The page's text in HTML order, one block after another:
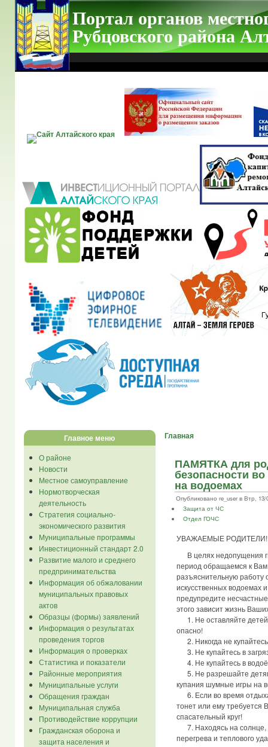
Портал органов
Рубцовского района
Главное меню
О районе
Новости
Местное самоуправление
Нормотворческая
деятельность
Стратегия социально-
экономического развития
Муниципальные программы
Инвестиционный стандарт 2.0
Развитие малого и среднего
предпринимательства
Информация об обжаловании
муниципальных правовых
актов
Образцы (формы) заявлений
Информация о результатах
проведения торгов
Информация о проверках
Статистика и показатели
Районные мероприятия
Муниципальные услуги
Обращения граждан
Муниципальная служба
Противодействие коррупции
Гражданская оборона и
защита населения и
Главная
ПАМЯТКА для
безопасности
на водоемах
Опубликовано re_user в Втр, 13/
Защита от ЧС
Отдел ГОЧС
УВАЖАЕМЫЕ РОДИТЕЛИ!
В целях недопущения
период обращаемся к Вам
разъяснительную работу
искусственных водоемах
предупредите
этого зависит жизнь
1. Не оставляйте детей
опасно!
2. Никогда не
3. Не купайтесь в
4. Не купайтесь в
5. Не разрешайте
купания шумные игры на
6. Если во время
тонет или ему требуется
спасательный круг!
7. Находясь на солнце,
перегрева и теплового